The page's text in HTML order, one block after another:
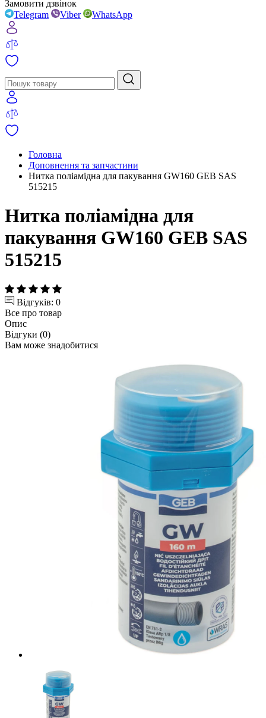
Замовити дзвінок
Telegram
Viber WhatsApp
Головна
Доповнення та запчастини
Нитка поліамідна для пакування GW160 GEB SAS
515215
Нитка поліамідна для
пакування GW160 GEB SAS
515215
Відгуків: 0
Все про товар
Опис
Відгуки (0)
Вам може знадобитися